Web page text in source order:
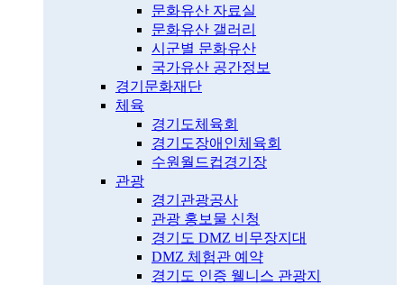
문화유산 자료실
문화유산 갤러리
시군별 문화유산
국가유산 공간정보
경기문화재단
체육
경기도체육회
경기도장애인체육회
수원월드컵경기장
관광
경기관광공사
관광 홍보물 신청
경기도 DMZ 비무장지대
DMZ 체험관 예약
경기도 인증 웰니스 관광지